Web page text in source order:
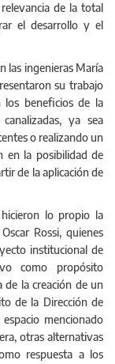
de la total
el desarrollo y el
las ingenieras María
su trabajo
los beneficios de la
ya sea
o realizando un
en la posibilidad de
de la aplicación de
lo propio la
Rossi, quienes
institucional de
como propósito
de la creación de un
de la Dirección de
mencionado
otras alternativas
respuesta a los